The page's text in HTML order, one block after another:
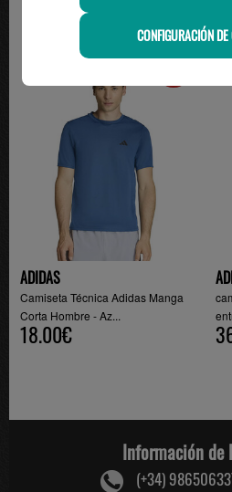
ADIDAS
Camiseta Técnica Adidas Manga
Corta Hombre - Az...
18.00€
Información de
(+34)
CONFIGURACIÓN